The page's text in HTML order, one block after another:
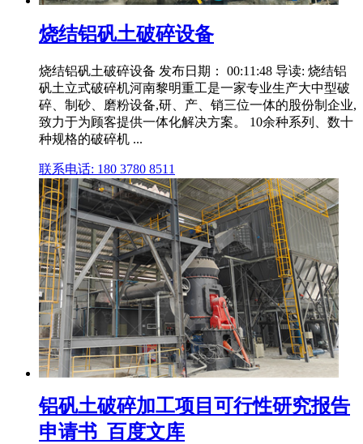
烧结铝矾土破碎设备
烧结铝矾土破碎设备 发布日期： 00:11:48 导读: 烧结铝
矾土立式破碎机河南黎明重工是一家专业生产大中型破
碎、制砂、磨粉设备,研、产、销三位一体的股份制企业,
致力于为顾客提供一体化解决方案。 10余种系列、数十
种规格的破碎机 ...
联系电话: 180 3780 8511
铝矾土破碎加工项目可行性研究报告
申请书_百度文库